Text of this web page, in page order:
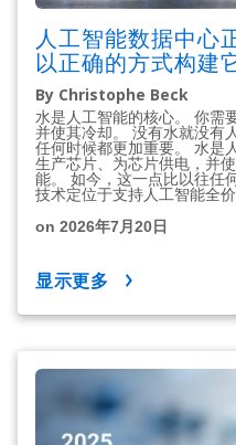
人工智能数据中心
以正确的方式构建
By Christophe Beck
水是人工智能的核心。 你需
并使其冷却。 没有水就没有
任何时候都更加重要。 水是
生产芯片、为芯片供电，并
能。 如今，这一点比以往任
技术定位于支持人工智能全价
on 2026年7月20日
显示更多